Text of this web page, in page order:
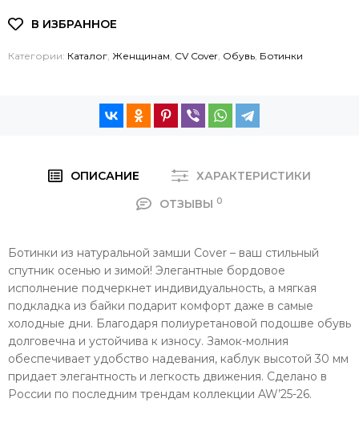
Категории: Каталог, Женщинам, CV Cover, Обувь, Ботинки
ОПИСАНИЕ
ХАРАКТЕРИСТИКИ
ОТЗЫВЫ 0
Ботинки из натуральной замши Cover – ваш стильный
спутник осенью и зимой! Элегантные бордовое
исполнение подчеркнет индивидуальность, а мягкая
подкладка из байки подарит комфорт даже в самые
холодные дни. Благодаря полиуретановой подошве обувь
долговечна и устойчива к износу. Замок-молния
обеспечивает удобство надевания, каблук высотой 30 мм
придает элегантность и легкость движения. Сделано в
России по последним трендам коллекции AW’25-26.